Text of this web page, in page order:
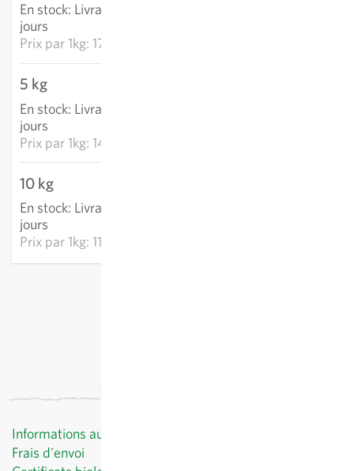
En stock: Livraison 2-4
jours
Prix par1kg: 17.03 CHF
5 kg
En stock: Livraison 2-4
jours
Prix par1kg: 14.31 CHF
10 kg
En stock: Livraison 2-4
jours
Prix par1kg: 11.95 CHF
Informations au client
Frais d'envoi